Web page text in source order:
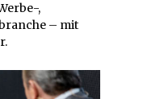
,
– mit